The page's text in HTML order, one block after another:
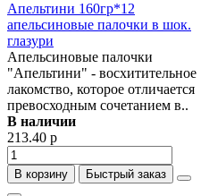
Апельтини 160гр*12
апельсиновые палочки в шок.
глазури
Апельсиновые палочки
"Апельтини" - восхитительное
лакомство, которое отличается
превосходным сочетанием в..
В наличии
213.40 р
В корзину Быстрый заказ